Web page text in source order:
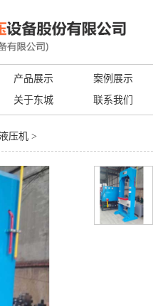
产品展示
案例展示
关于东城 联系我们
压机 >